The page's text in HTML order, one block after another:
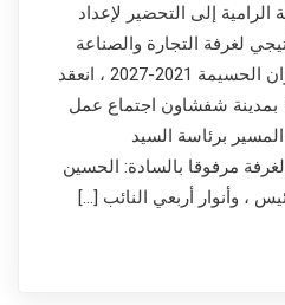
الرامية إلى التحضير لإعداد
لغرفة التجارة والصناعة
والخدمات لجهة طنجة تطوان الحسيمة 2021-2027 ، انعقد
يوم الإثنين 27 شتنبر 2021 بمدينة شفشاون اجتماع عمل
برئاسة السيد
مرفوقا بالسادة: الحسين
، وأنوار أربعي النائب […]